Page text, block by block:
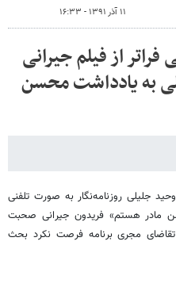
۱۱ آذر ۱۳۹۱ - ۱۶:۳۳
از فیلم جیرانی
به یادداشت محسن
جلیلی روزنامه‌نگار به صورت تلفنی
مادر هستم» فریدون جیرانی صحبت
تقاضای مجری برنامه فرصت نکرد بحث